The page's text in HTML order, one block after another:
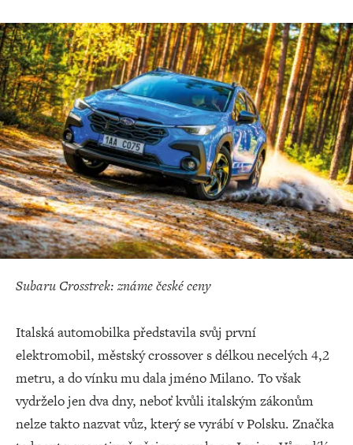
Subaru Crosstrek: známe české ceny
Italská automobilka představila svůj první
elektromobil, městský crossover s délkou necelých 4,2
metru, a do vínku mu dala jméno Milano. To však
vydrželo jen dva dny, neboť kvůli italským zákonům
nelze takto nazvat vůz, který se vyrábí v Polsku. Značka